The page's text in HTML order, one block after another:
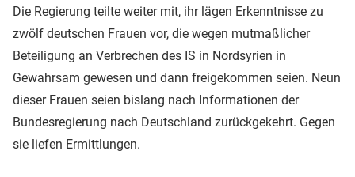
Die Regierung teilte weiter mit, ihr lägen Erkenntnisse zu
zwölf deutschen Frauen vor, die wegen mutmaßlicher
Beteiligung an Verbrechen des IS in Nordsyrien in
Gewahrsam gewesen und dann freigekommen seien. Neun
dieser Frauen seien bislang nach Informationen der
Bundesregierung nach Deutschland zurückgekehrt. Gegen
sie liefen Ermittlungen.